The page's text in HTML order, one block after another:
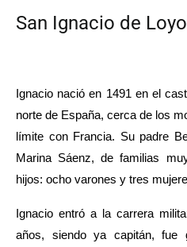
San Ignacio de
Ignacio nació en 1491 en el
norte de España, cerca de los
límite con Francia. Su padre
Marina Sáenz, de familias
hijos: ocho varones y tres
Ignacio entró a la carrera
años, siendo ya capitán, fue